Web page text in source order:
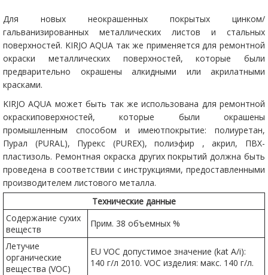
Для новых неокрашенных покрытых цинком/
гальванизированных металлических листов и стальных
поверхностей. KIRJO AQUA так же применяется для ремонтной
окраски металлических поверхностей, которые были
предварительно окрашены алкидными или акрилатными
красками.
KIRJO AQUA может быть так же использована для ремонтной
окраскиповерхностей, которые были окрашены
промышленным способом и имеютпокрытие: полиуретан,
Пурал (PURAL), Пурекс (PUREX), полиэфир , акрил, ПВХ-
пластизоль. Ремонтная окраска других покрытий должна быть
проведена в соответствии с инструкциями, предоставленными
производителем листового металла.
Технические данные
Содержание сухих
веществ
Прим. 38 объемных %
Летучие
органические
вещества (VOC)
EU VOC допустимое значение (kat A/i):
140 г/л 2010. VOC изделия: макс. 140 г/л.